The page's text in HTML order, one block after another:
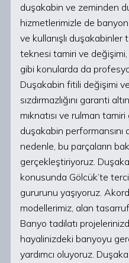
duşakabin ve zeminden
hizmetlerimizle de
ve kullanışlı duşakabinler
teknesi tamiri ve
gibi konularda da
Duşakabin fitili değişimi
sızdırmazlığını garanti
mıknatısı ve rulman
duşakabin
nedenle, bu parçaların
gerçekleştiriyoruz.
konusunda Gölcük’te
gururunu yaşıyoruz.
modellerimiz, alan
Banyo tadilatı
hayalinizdeki banyoyu
yardımcı oluyoruz.